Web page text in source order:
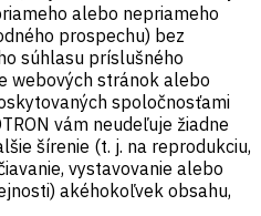
alebo nepriameho
prospechu) bez
súhlasu príslušného
webových stránok alebo
spoločnosťami
vám neudeľuje žiadne
šírenie (t. j. na reprodukciu,
vystavovanie alebo
akéhokoľvek obsahu,